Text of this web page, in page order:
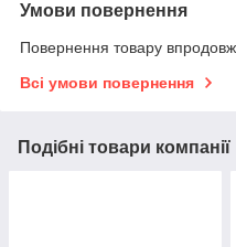
Умови повернення
Повернення товару
Всі умови повернення
Подібні товари компанії